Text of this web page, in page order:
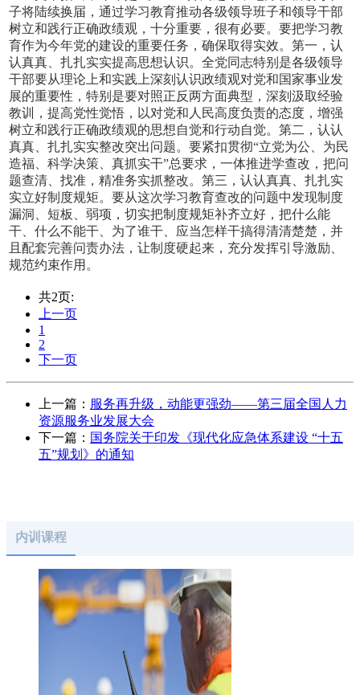
子将陆续换届，通过学习教育推动各级领导班子和领导干部
树立和践行正确政绩观，十分重要，很有必要。要把学习教
育作为今年党的建设的重要任务，确保取得实效。第一，认
认真真、扎扎实实提高思想认识。全党同志特别是各级领导
干部要从理论上和实践上深刻认识政绩观对党和国家事业发
展的重要性，特别是要对照正反两方面典型，深刻汲取经验
教训，提高党性觉悟，以对党和人民高度负责的态度，增强
树立和践行正确政绩观的思想自觉和行动自觉。第二，认认
真真、扎扎实实整改突出问题。要紧扣贯彻“立党为公、为民
造福、科学决策、真抓实干”总要求，一体推进学查改，把问
题查清、找准，精准务实抓整改。第三，认认真真、扎扎实
实立好制度规矩。要从这次学习教育查改的问题中发现制度
漏洞、短板、弱项，切实把制度规矩补齐立好，把什么能
干、什么不能干、为了谁干、应当怎样干搞得清清楚楚，并
且配套完善问责办法，让制度硬起来，充分发挥引导激励、
规范约束作用。
共2页:
上一页
1
2
下一页
上一篇： 服务再升级，动能更强劲——第三届全国人力
资源服务业发展大会
下一篇： 国务院关于印发《现代化应急体系建设 “十五
五”规划》的通知
内训课程